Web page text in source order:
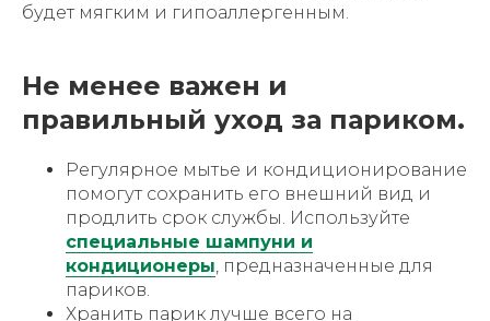
будет мягким и гипоаллергенным.
Не менее важен и
правильный уход за париком.
Регулярное мытье и кондиционирование
помогут сохранить его внешний вид и
продлить срок службы. Используйте
специальные шампуни и
кондиционеры , предназначенные для
париков.
Хранить парик лучше всего на